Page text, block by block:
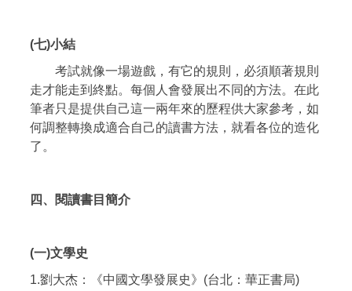
(七)小結
考試就像一場遊戲，有它的規則，必須順著規則
走才能走到終點。每個人會發展出不同的方法。在此
筆者只是提供自己這一兩年來的歷程供大家參考，如
何調整轉換成適合自己的讀書方法，就看各位的造化
了。
四、閱讀書目簡介
(一)文學史
1.劉大杰：《中國文學發展史》(台北：華正書局)